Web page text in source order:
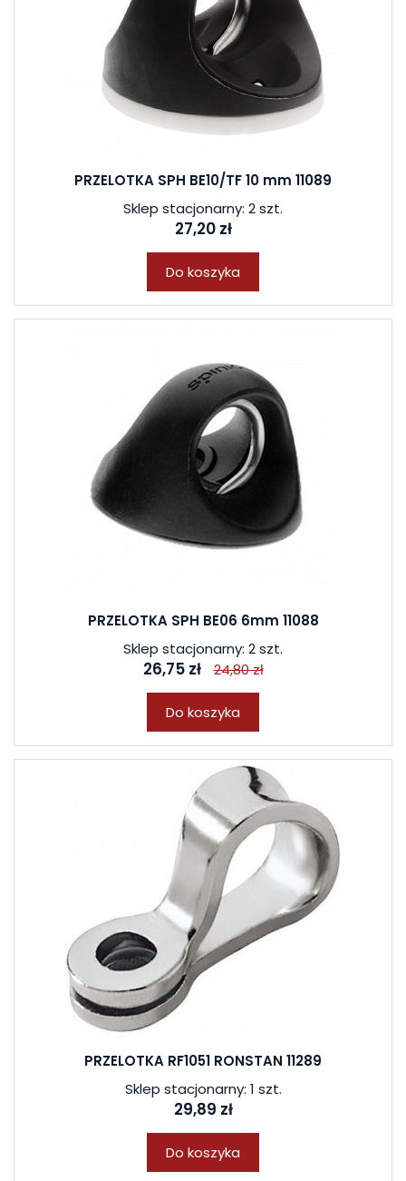
PRZELOTKA SPH BE10/TF 10 mm 11089
Sklep stacjonarny: 2 szt.
27,20 zł
Do koszyka
PRZELOTKA SPH BE06 6mm 11088
Sklep stacjonarny: 2 szt.
26,75 zł 24,80 zł
Do koszyka
PRZELOTKA RF1051 RONSTAN 11289
Sklep stacjonarny: 1 szt.
29,89 zł
Do koszyka